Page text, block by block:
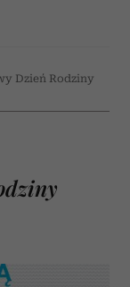
Dzień Rodziny